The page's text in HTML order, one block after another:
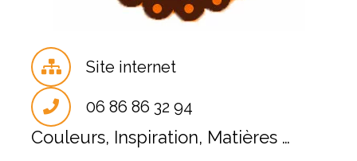
Site internet
06 86 86 32 94
Couleurs, Inspiration, Matières …